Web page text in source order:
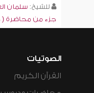
للشيخ: سلمان
جزء من محاضرة
الصوتيات
القرآن الكريم